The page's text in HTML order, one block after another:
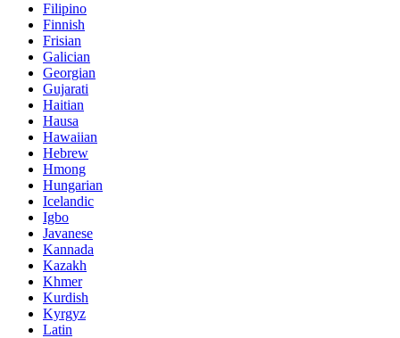
Filipino
Finnish
Frisian
Galician
Georgian
Gujarati
Haitian
Hausa
Hawaiian
Hebrew
Hmong
Hungarian
Icelandic
Igbo
Javanese
Kannada
Kazakh
Khmer
Kurdish
Kyrgyz
Latin